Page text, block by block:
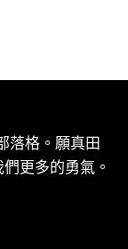
落格。願真田
更多的勇氣。